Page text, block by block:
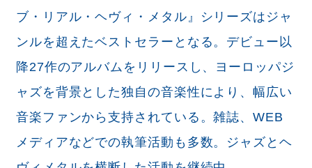
ブ・リアル・ヘヴィ・メタル』シリーズはジャ
ンルを超えたベストセラーとなる。デビュー以
降27作のアルバムをリリースし、ヨーロッパジ
ャズを背景とした独自の音楽性により、幅広い
音楽ファンから支持されている。雑誌、WEB
メディアなどでの執筆活動も多数。ジャズとヘ